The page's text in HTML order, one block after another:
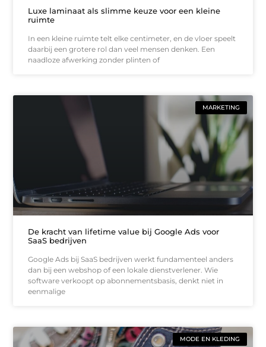
Luxe laminaat als slimme keuze voor een kleine
ruimte
In een kleine ruimte telt elke centimeter, en de vloer speelt
daarbij een grotere rol dan veel mensen denken. Een
naadloze afwerking zonder plinten of
MARKETING
De kracht van lifetime value bij Google Ads voor
SaaS bedrijven
Google Ads bij SaaS bedrijven werkt fundamenteel anders
dan bij een webshop of een lokale dienstverlener. Wie
software verkoopt op abonnementsbasis, denkt niet in
eenmalige
MODE EN KLEDING